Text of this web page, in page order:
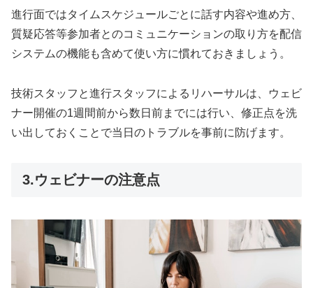
進行面ではタイムスケジュールごとに話す内容や進め方、
質疑応答等参加者とのコミュニケーションの取り方を配信
システムの機能も含めて使い方に慣れておきましょう。
技術スタッフと進行スタッフによるリハーサルは、ウェビ
ナー開催の1週間前から数日前までには行い、修正点を洗
い出しておくことで当日のトラブルを事前に防げます。
3.ウェビナーの注意点